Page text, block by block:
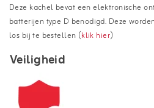
Deze kachel bevat een elektronische
batterijen type D benodigd. Deze
los bij te bestellen (klik hier)
Veiligheid